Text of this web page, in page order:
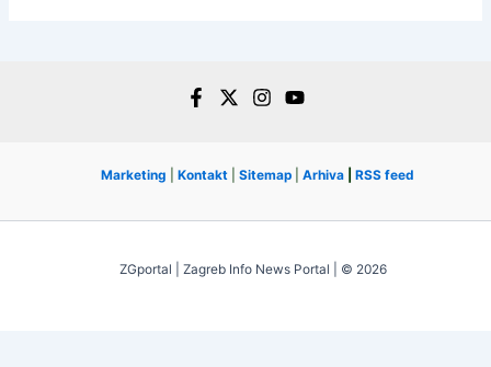
Marketing Kontakt Sitemap Arhiva RSS feed
ZGportal | Zagreb Info News Portal | © 2026